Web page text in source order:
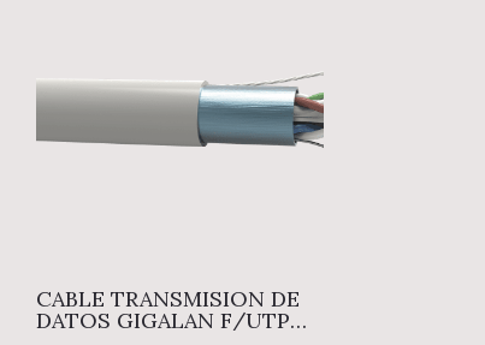
CABLE TRANSMISION DE
DATOS GIGALAN F/UTP